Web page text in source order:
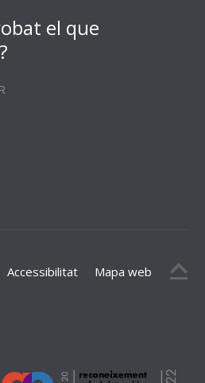
el que
Accessibilitat Mapa web